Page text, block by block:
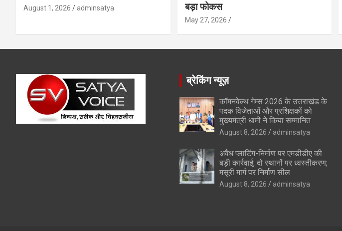
August 1, 2026 adminsatya
बड़ा फोकस
May 27, 2026
ब्रेकिंग न्यूज़
कॉमनवेल्थ गेम्स 2026 के उत्तराखंड के
पदक विजेताओं और प्रशिक्षकों को
मुख्यमंत्री धामी ने किया सम्मानित
August 8, 2026 adminsatya
अवैध प्लाटिंग-निर्माण पर एमडीडीए की
बड़ी कार्रवाई, दो स्थानों पर ध्वस्तीकरण;
मसूरी मार्ग पर निर्माण सील
August 8, 2026 adminsatya